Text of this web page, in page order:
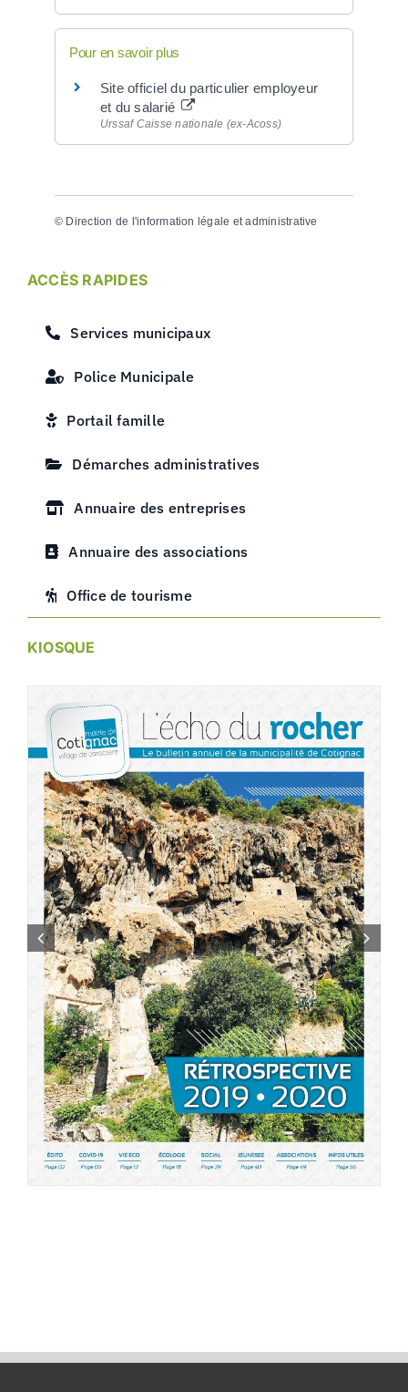
Pour en savoir plus
Site officiel du particulier employeur
et du salarié
Urssaf Caisse nationale (ex-Acoss)
© Direction de l'information légale et administrative
ACCÈS RAPIDES
Services municipaux
Police Municipale
Portail famille
Démarches administratives
Annuaire des entreprises
Annuaire des associations
Office de tourisme
KIOSQUE